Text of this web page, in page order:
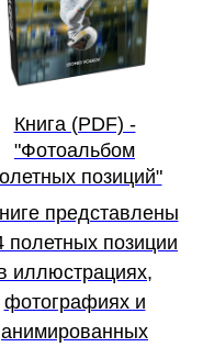
Книга (PDF) -
"Фотоальбом
позиций"
представлены
полетных позиции
иллюстрациях,
фотографиях и
анимированных